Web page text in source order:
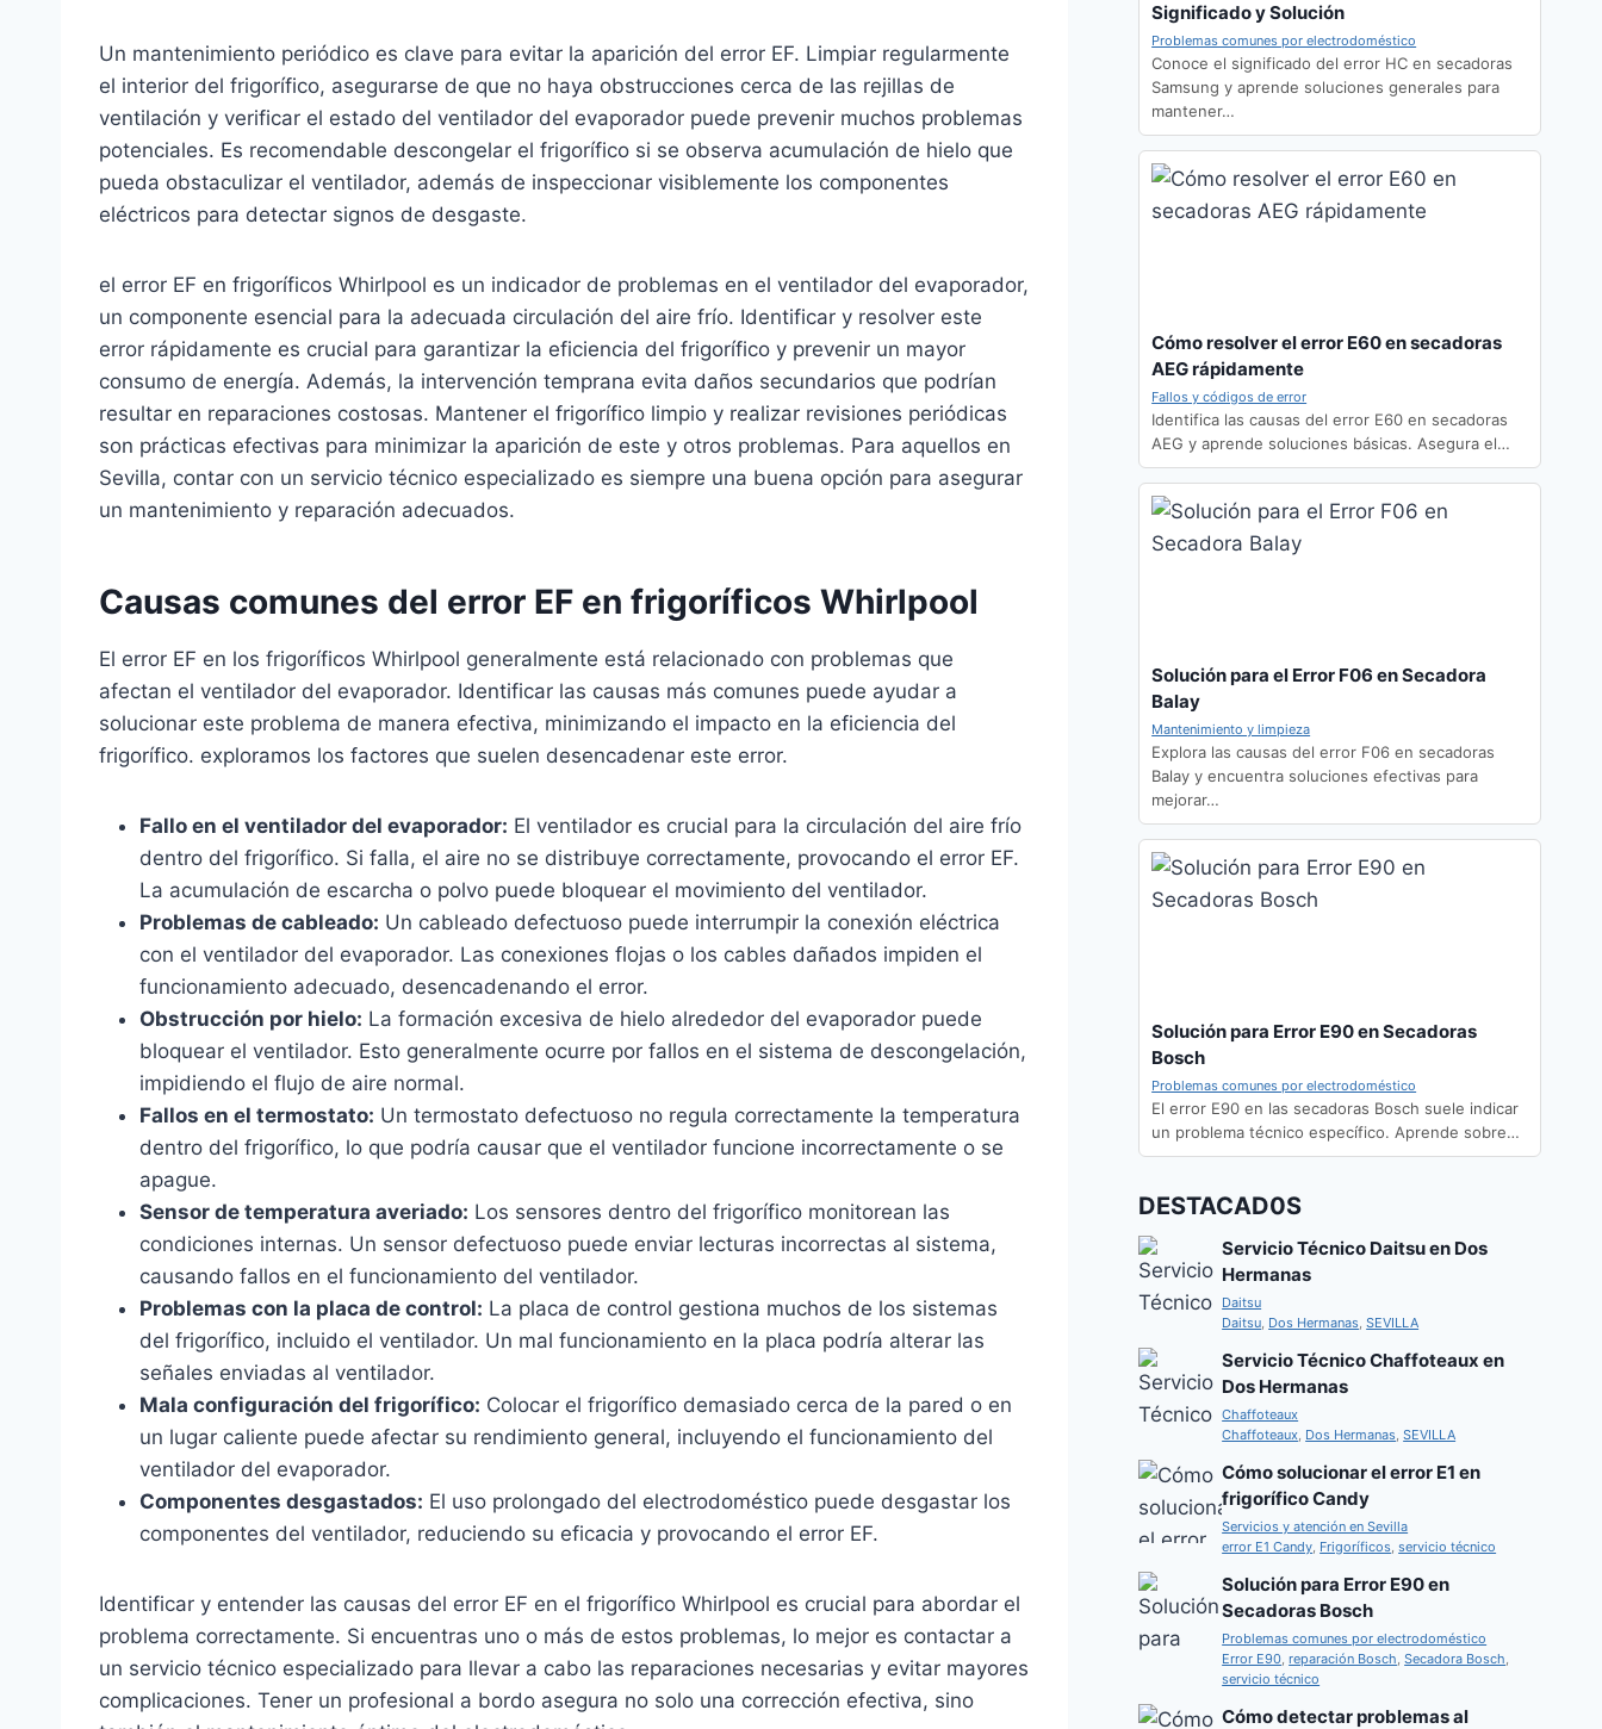
Un mantenimiento periódico es clave para evitar la aparición del error EF. Limpiar regularmente
el interior del frigorífico, asegurarse de que no haya obstrucciones cerca de las rejillas de
ventilación y verificar el estado del ventilador del evaporador puede prevenir muchos problemas
potenciales. Es recomendable descongelar el frigorífico si se observa acumulación de hielo que
pueda obstaculizar el ventilador, además de inspeccionar visiblemente los componentes
eléctricos para detectar signos de desgaste.
el error EF en frigoríficos Whirlpool es un indicador de problemas en el ventilador del evaporador,
un componente esencial para la adecuada circulación del aire frío. Identificar y resolver este
error rápidamente es crucial para garantizar la eficiencia del frigorífico y prevenir un mayor
consumo de energía. Además, la intervención temprana evita daños secundarios que podrían
resultar en reparaciones costosas. Mantener el frigorífico limpio y realizar revisiones periódicas
son prácticas efectivas para minimizar la aparición de este y otros problemas. Para aquellos en
Sevilla, contar con un servicio técnico especializado es siempre una buena opción para asegurar
un mantenimiento y reparación adecuados.
Causas comunes del error EF en frigoríficos Whirlpool
El error EF en los frigoríficos Whirlpool generalmente está relacionado con problemas que
afectan el ventilador del evaporador. Identificar las causas más comunes puede ayudar a
solucionar este problema de manera efectiva, minimizando el impacto en la eficiencia del
frigorífico. exploramos los factores que suelen desencadenar este error.
Fallo en el ventilador del evaporador: El ventilador es crucial para la circulación del aire frío
dentro del frigorífico. Si falla, el aire no se distribuye correctamente, provocando el error EF.
La acumulación de escarcha o polvo puede bloquear el movimiento del ventilador.
Problemas de cableado: Un cableado defectuoso puede interrumpir la conexión eléctrica
con el ventilador del evaporador. Las conexiones flojas o los cables dañados impiden el
funcionamiento adecuado, desencadenando el error.
Obstrucción por hielo: La formación excesiva de hielo alrededor del evaporador puede
bloquear el ventilador. Esto generalmente ocurre por fallos en el sistema de descongelación,
impidiendo el flujo de aire normal.
Fallos en el termostato: Un termostato defectuoso no regula correctamente la temperatura
dentro del frigorífico, lo que podría causar que el ventilador funcione incorrectamente o se
apague.
Sensor de temperatura averiado: Los sensores dentro del frigorífico monitorean las
condiciones internas. Un sensor defectuoso puede enviar lecturas incorrectas al sistema,
causando fallos en el funcionamiento del ventilador.
Problemas con la placa de control: La placa de control gestiona muchos de los sistemas
del frigorífico, incluido el ventilador. Un mal funcionamiento en la placa podría alterar las
señales enviadas al ventilador.
Mala configuración del frigorífico: Colocar el frigorífico demasiado cerca de la pared o en
un lugar caliente puede afectar su rendimiento general, incluyendo el funcionamiento del
ventilador del evaporador.
Componentes desgastados: El uso prolongado del electrodoméstico puede desgastar los
componentes del ventilador, reduciendo su eficacia y provocando el error EF.
Identificar y entender las causas del error EF en el frigorífico Whirlpool es crucial para abordar el
problema correctamente. Si encuentras uno o más de estos problemas, lo mejor es contactar a
un servicio técnico especializado para llevar a cabo las reparaciones necesarias y evitar mayores
complicaciones. Tener un profesional a bordo asegura no solo una corrección efectiva, sino
Significado y Solución
Problemas comunes por electrodoméstico
Conoce el significado del error HC en secadoras
Samsung y aprende soluciones generales para
mantener…
Cómo resolver el error E60 en secadoras
AEG rápidamente
Fallos y códigos de error
Identifica las causas del error E60 en secadoras
AEG y aprende soluciones básicas. Asegura el…
Solución para el Error F06 en Secadora
Balay
Mantenimiento y limpieza
Explora las causas del error F06 en secadoras
Balay y encuentra soluciones efectivas para
mejorar…
Solución para Error E90 en Secadoras
Bosch
Problemas comunes por electrodoméstico
El error E90 en las secadoras Bosch suele indicar
un problema técnico específico. Aprende sobre…
DESTACAD0S
Servicio Técnico Daitsu en Dos
Hermanas
Daitsu
Daitsu Dos Hermanas ,SEVILLA
Servicio Técnico Chaffoteaux en
Dos Hermanas
Chaffoteaux
Chaffoteaux Dos Hermanas ,SEVILLA
Cómo solucionar el error E1 en
frigorífico Candy
Servicios y atención en Sevilla
error E1 Candy Frigoríficos ,servicio técnico
Solución para Error E90 en
Secadoras Bosch
Problemas comunes por electrodoméstico
Error E90 ,reparación Bosch ,Secadora Bosch
servicio técnico
Cómo detectar problemas al